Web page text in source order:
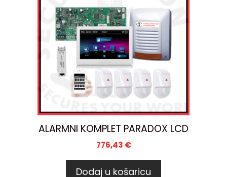
ALARMNI KOMPLET PARADOX LCD
776,43 €
Dodaj u košaricu